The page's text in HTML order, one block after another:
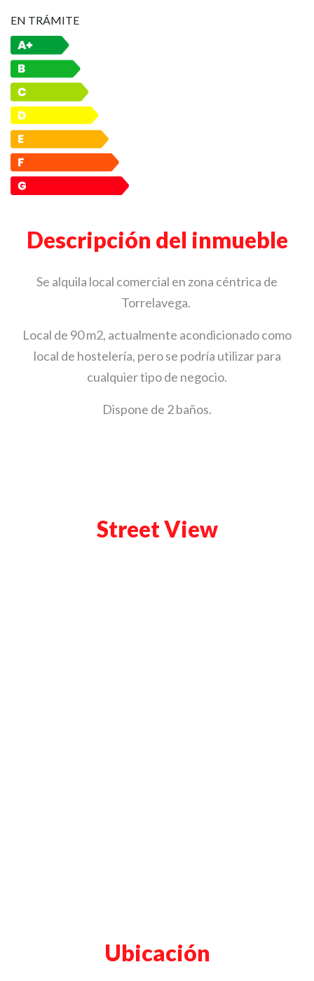
EN TRÁMITE
Descripción del inmueble
Se alquila local comercial en zona céntrica de
Torrelavega.
Local de 90 m2, actualmente acondicionado como
local de hostelería, pero se podría utilizar para
cualquier tipo de negocio.
Dispone de 2 baños.
Street View
Ubicación